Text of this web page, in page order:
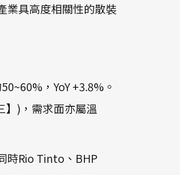
業具高度相關性的散裝
，YoY +3.8%。
】)，需求面亦屬溫
時Rio Tinto、BHP